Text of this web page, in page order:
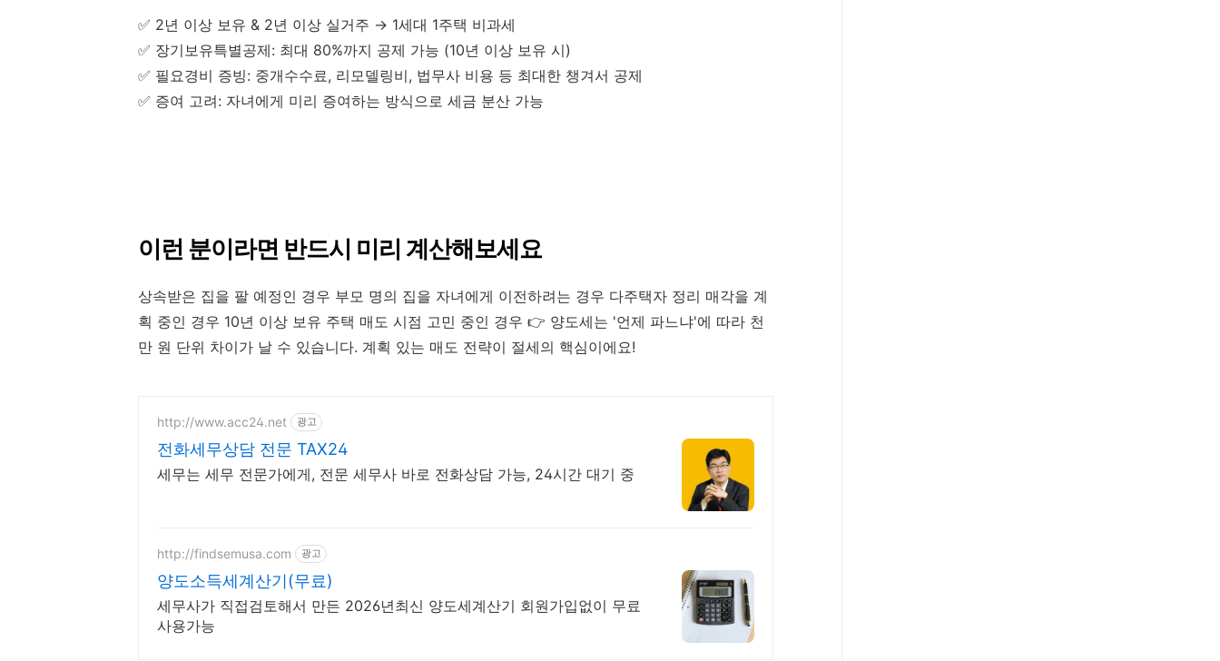
✅ 2년 이상 보유 & 2년 이상 실거주 → 1세대 1주택 비과세
✅ 장기보유특별공제: 최대 80%까지 공제 가능 (10년 이상 보유 시)
✅ 필요경비 증빙: 중개수수료, 리모델링비, 법무사 비용 등 최대한 챙겨서 공제
✅ 증여 고려: 자녀에게 미리 증여하는 방식으로 세금 분산 가능
이런 분이라면 반드시 미리 계산해보세요
상속받은 집을 팔 예정인 경우 부모 명의 집을 자녀에게 이전하려는 경우 다주택자 정리 매각을 계
획 중인 경우 10년 이상 보유 주택 매도 시점 고민 중인 경우 👉 양도세는 '언제 파느냐'에 따라 천
만 원 단위 차이가 날 수 있습니다. 계획 있는 매도 전략이 절세의 핵심이에요!
http://www.acc24.net 광고
전화세무상담 전문 TAX24
세무는 세무 전문가에게, 전문 세무사 바로 전화상담 가능, 24시간 대기 중
http://findsemusa.com 광고
양도소득세계산기(무료)
세무사가 직접검토해서 만든 2026년최신 양도세계산기 회원가입없이 무료
사용가능